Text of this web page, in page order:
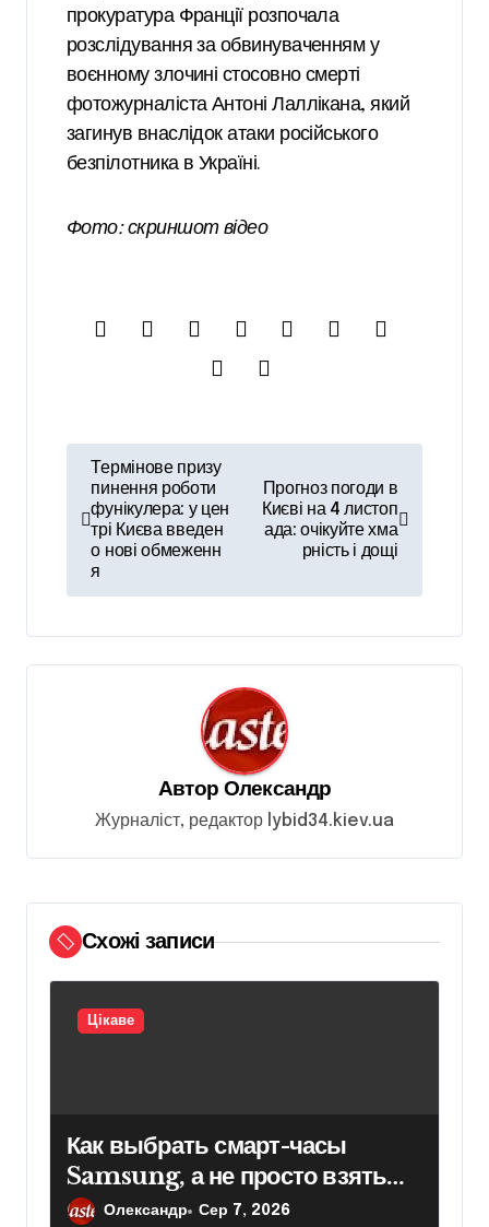
прокуратура Франції розпочала
розслідування за обвинуваченням у
воєнному злочині стосовно смерті
фотожурналіста Антоні Лаллікана, який
загинув внаслідок атаки російського
безпілотника в Україні.
Фото: скриншот відео
в
г
а
ц
п
с
і
в
Термінове призу
пинення роботи
фунікулера: у цен
трі Києва введен
о нові обмеженн
я
Прогноз погоди в
Києві на 4 листоп
ада: очікуйте хма
рність і дощі
Автор Олександр
Журналіст, редактор lybid34.kiev.ua
Схожі записи
Цікаве
Как выбрать смарт-часы
Samsung, а не просто взять
модель подороже
Олександр Сер 7, 2026